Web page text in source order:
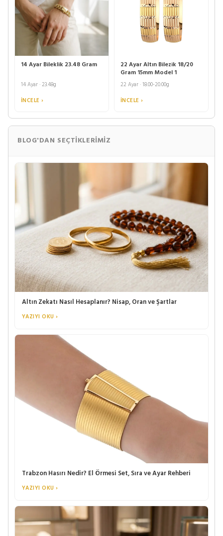
14 Ayar Bileklik 23.48 Gram
14 Ayar · 23.48g
İNCELE ›
22 Ayar Altın Bilezik 18/20
Gram 15mm Model 1
22 Ayar · 18.00-20.00g
İNCELE ›
BLOG'DAN SEÇTIKLERIMIZ
Altın Zekatı Nasıl Hesaplanır? Nisap, Oran ve Şartlar
YAZIYI OKU ›
Trabzon Hasırı Nedir? El Örmesi Set, Sıra ve Ayar Rehberi
YAZIYI OKU ›